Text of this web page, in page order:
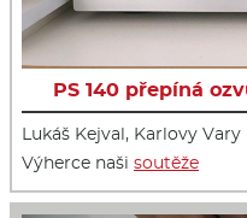
PS 140 přepíná
Lukáš Kejval, Karlovy Vary
Výherce naši soutěže